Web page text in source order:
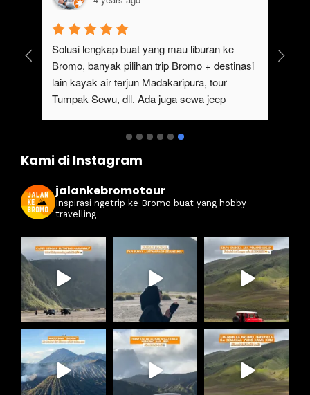
Solusi lengkap buat yang mau liburan ke
Bromo, banyak pilihan trip Bromo + destinasi
lain kayak air terjun Madakaripura, tour
Tumpak Sewu, dll. Ada juga sewa jeep
Kami di Instagram
jalankebromotour
Inspirasi ngetrip ke Bromo buat yang hobby
travelling